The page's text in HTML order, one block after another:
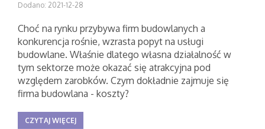
Dodano: 2021-12-28
Choć na rynku przybywa firm budowlanych a
konkurencja rośnie, wzrasta popyt na usługi
budowlane. Właśnie dlatego własna działalność w
tym sektorze może okazać się atrakcyjna pod
względem zarobków. Czym dokładnie zajmuje się
firma budowlana - koszty?
CZYTAJ WIĘCEJ